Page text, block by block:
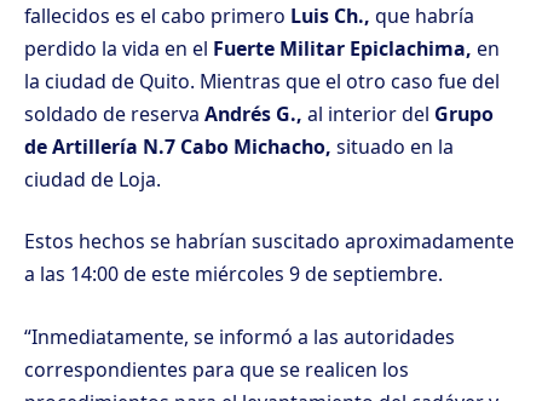
fallecidos es el cabo primero Luis Ch., que habría
perdido la vida en el Fuerte Militar Epiclachima, en
la ciudad de Quito. Mientras que el otro caso fue del
soldado de reserva Andrés G., al interior del Grupo
de Artillería N.7 Cabo Michacho, situado en la
ciudad de Loja.
Estos hechos se habrían suscitado aproximadamente
a las 14:00 de este miércoles 9 de septiembre.
“Inmediatamente, se informó a las autoridades
correspondientes para que se realicen los